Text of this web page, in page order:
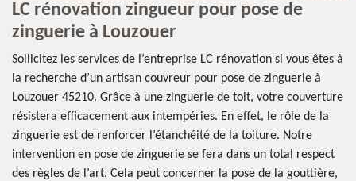
LC rénovation zingueur pour pose de
zinguerie à Louzouer
Sollicitez les services de l’entreprise LC rénovation si vous êtes à
la recherche d’un artisan couvreur pour pose de zinguerie à
Louzouer 45210. Grâce à une zinguerie de toit, votre couverture
résistera efficacement aux intempéries. En effet, le rôle de la
zinguerie est de renforcer l’étanchéité de la toiture. Notre
intervention en pose de zinguerie se fera dans un total respect
des règles de l’art. Cela peut concerner la pose de la gouttière,